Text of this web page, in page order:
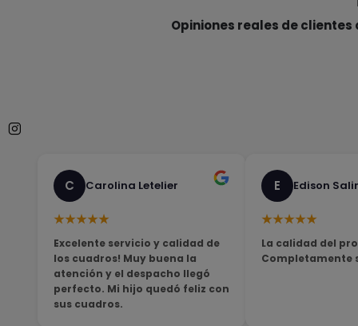
Opiniones reales de
C Carolina Letelier
★★★★★
Excelente servicio y calidad de
los cuadros! Muy buena la
atención y el despacho llegó
perfecto. Mi hijo quedó feliz con
sus cuadros.
E Edison
★★★★★
La calidad del
Completamente